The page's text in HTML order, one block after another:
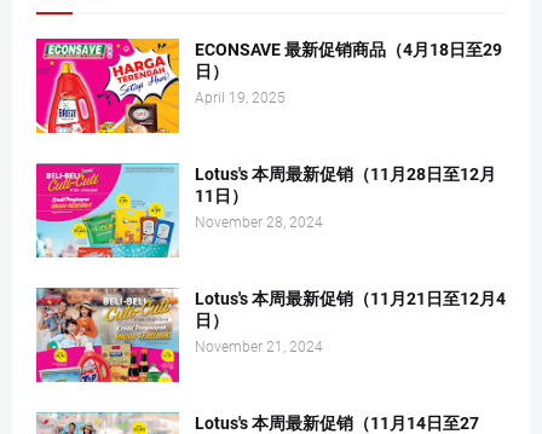
ECONSAVE 最新促销商品（4月18日至29
日）
April 19, 2025
Lotus's 本周最新促销（11月28日至12月
11日）
November 28, 2024
Lotus's 本周最新促销（11月21日至12月4
日）
November 21, 2024
Lotus's 本周最新促销（11月14日至27